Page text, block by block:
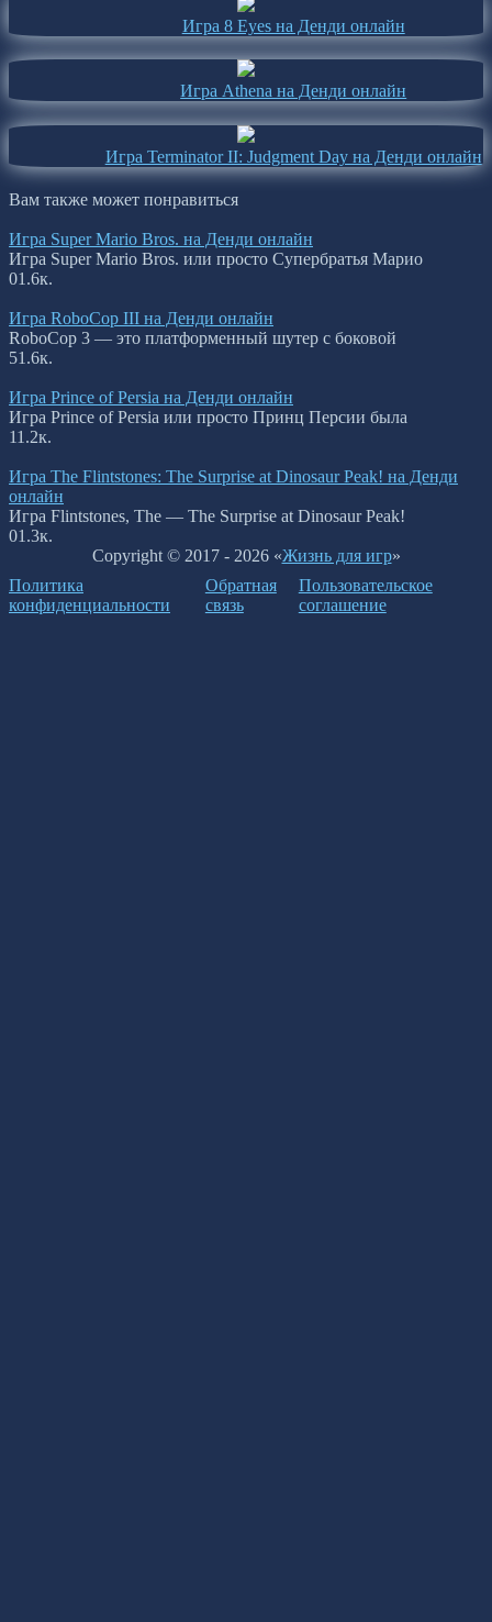
Игра 8 Eyes на Денди онлайн
Игра Athena на Денди онлайн
Игра Terminator II: Judgment Day на Денди онлайн
Вам также может понравиться
Игра Super Mario Bros. на Денди онлайн
Игра Super Mario Bros. или просто Супербратья Марио
01.6к.
Игра RoboCop III на Денди онлайн
RoboCop 3 — это платформенный шутер с боковой
51.6к.
Игра Prince of Persia на Денди онлайн
Игра Prince of Persia или просто Принц Персии была
11.2к.
Игра The Flintstones: The Surprise at Dinosaur Peak! на Денди
онлайн
Игра Flintstones, The — The Surprise at Dinosaur Peak!
01.3к.
Copyright © 2017 - 2026 «Жизнь для игр»
Политика
конфиденциальности
Обратная
связь
Пользовательское
соглашение